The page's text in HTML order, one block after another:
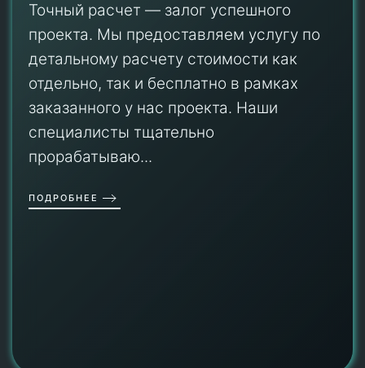
Точный расчет — залог успешного
проекта. Мы предоставляем услугу по
детальному расчету стоимости как
отдельно, так и бесплатно в рамках
заказанного у нас проекта. Наши
специалисты тщательно
прорабатываю...
ПОДРОБНЕЕ